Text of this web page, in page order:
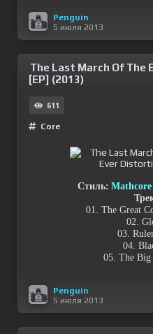
Penguin
5 июля 2013
The Last March Of The
[EP] (2013)
611
Сore
Стиль:
01. The Great
02.
03.
04.
05. The
Penguin
5 июля 2013